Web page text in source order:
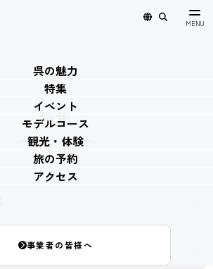
呉の魅力
特集
イベント
モデルコース
観光・体験
旅の予約
アクセス
事業者の皆様へ
特集
する